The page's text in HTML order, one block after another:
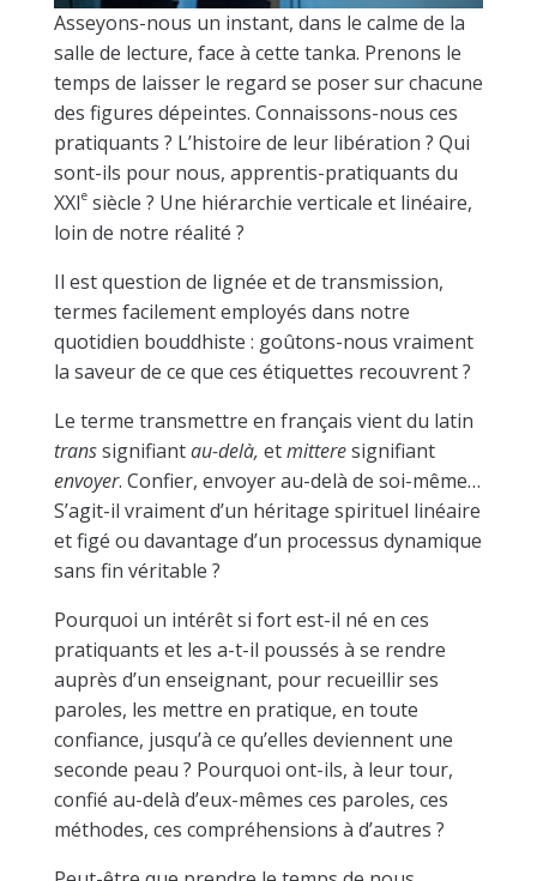
Asseyons-nous un instant, dans le calme de la
salle de lecture, face à cette tanka. Prenons le
temps de laisser le regard se poser sur chacune
des figures dépeintes. Connaissons-nous ces
pratiquants ? L’histoire de leur libération ? Qui
sont-ils pour nous, apprentis-pratiquants du
XXIesiècle ? Une hiérarchie verticale et linéaire,
loin de notre réalité ?
Il est question de lignée et de transmission,
termes facilement employés dans notre
quotidien bouddhiste : goûtons-nous vraiment
la saveur de ce que ces étiquettes recouvrent ?
Le terme transmettre en français vient du latin
transsignifiantau-delà, etmitteresignifiant
envoyer. Confier, envoyer au-delà de soi-même…
S’agit-il vraiment d’un héritage spirituel linéaire
et figé ou davantage d’un processus dynamique
sans fin véritable ?
Pourquoi un intérêt si fort est-il né en ces
pratiquants et les a-t-il poussés à se rendre
auprès d’un enseignant, pour recueillir ses
paroles, les mettre en pratique, en toute
confiance, jusqu’à ce qu’elles deviennent une
seconde peau ? Pourquoi ont-ils, à leur tour,
confié au-delà d’eux-mêmes ces paroles, ces
méthodes, ces compréhensions à d’autres ?